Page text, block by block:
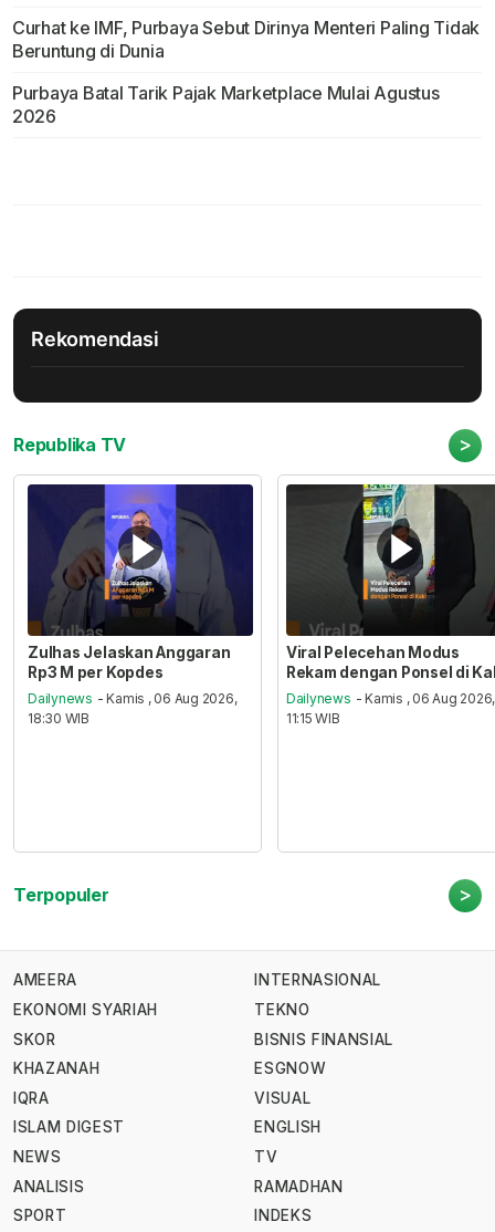
Curhat ke IMF, Purbaya Sebut Dirinya Menteri Paling Tidak
Beruntung di Dunia
Purbaya Batal Tarik Pajak Marketplace Mulai Agustus
2026
Rekomendasi
Republika TV >
Zulhas Jelaskan Anggaran
Rp3 M per Kopdes
Dailynews - Kamis , 06 Aug 2026,
18:30 WIB
Viral Pelecehan Modus
Rekam dengan Ponsel di
Dailynews - Kamis , 06 Aug 2026,
11:15 WIB
Terpopuler >
AMEERA
EKONOMI SYARIAH
SKOR
KHAZANAH
IQRA
ISLAM DIGEST
NEWS
ANALISIS
SPORT
INTERNASIONAL
TEKNO
BISNIS FINANSIAL
ESGNOW
VISUAL
ENGLISH
TV
RAMADHAN
INDEKS